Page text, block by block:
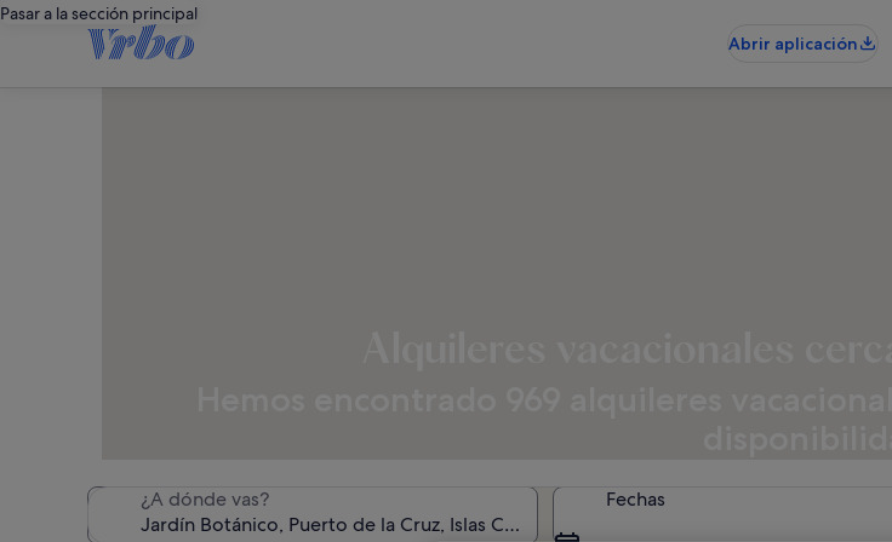
Pasar a la sección principal
Abrir aplicación
¿A dónde vas? Fechas